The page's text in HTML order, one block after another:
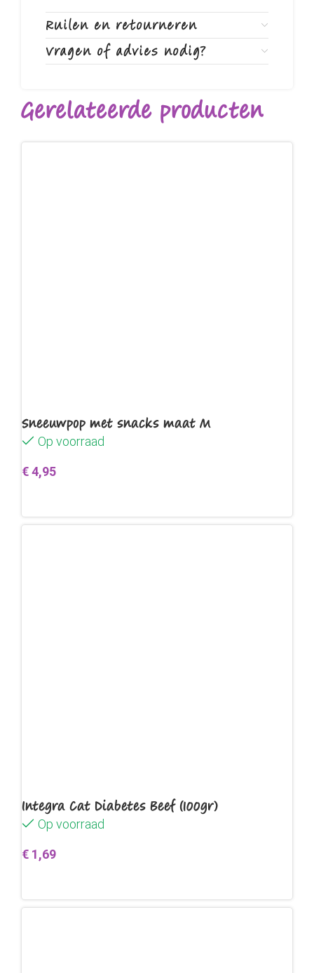
Ruilen en retourneren
Vragen of advies nodig?
Gerelateerde producten
Sneeuwpop met snacks maat M
Op voorraad
€4,95
Integra Cat Diabetes Beef (100gr)
Op voorraad
€ 1,69